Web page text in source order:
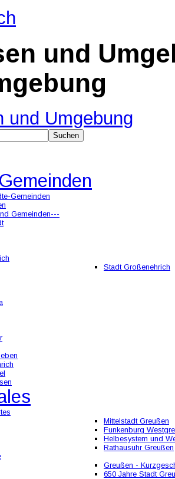
und
Gemeinden
Gemeinden---
Stadt Großenehrich
Mittelstadt Greußen
Funkenburg
Helbesystem und
Rathausuhr Greußen
Greußen -
650 Jahre Stadt